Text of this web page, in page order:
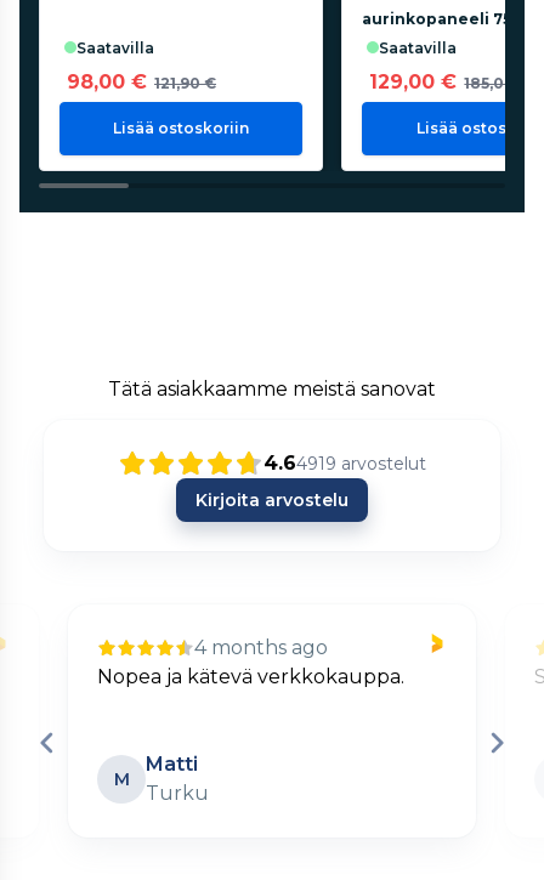
saatavilla
98,00 € 121,90 €
Lisää ostoskoriin
aurinkopaneeli 75W
saatavilla
129,00 € 185,00 €
Lisää
Tätä asiakkaamme meistä sanovat
4.64919 arvostelut
Kirjoita arvostelu
4 months ago
Nopea ja kätevä verkkokauppa.
M
Matti
Turku